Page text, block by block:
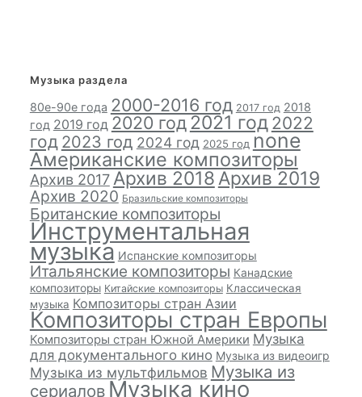
Музыка раздела
80е-90е года 2000-2016 год 2017 год 2018
год 2019 год 2020 год2021 год 2022
год 2023 год 2024 год 2025 год none
Американские композиторы
Архив 2017 Архив 2018 Архив 2019
Архив 2020 Бразильские композиторы
Британские композиторы
Инструментальная
музыка Испанские композиторы
Итальянские композиторы Канадские
композиторы Китайские композиторы Классическая
музыка Композиторы стран Азии
Композиторы стран Европы
Композиторы стран Южной Америки Музыка
для документального кино Музыка из видеоигр
Музыка из мультфильмов Музыка из
сериалов Музыка кино